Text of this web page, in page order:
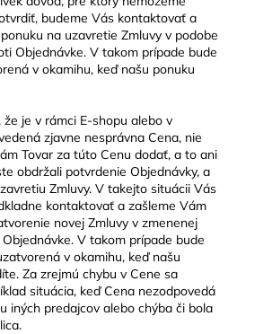
budeme Vás kontaktovať a
na uzavretie Zmluvy v podobe
Objednávke. V takom prípade bude
v okamihu, keď našu ponuku
že je v rámci E-shopu alebo v
zjavne nesprávna Cena, nie
Tovar za túto Cenu dodať, a to ani
obdržali potvrdenie Objednávky, a
Zmluvy. V takejto situácii Vás
kontaktovať a zašleme Vám
novej Zmluvy v zmenenej
V takom prípade bude
v okamihu, keď našu
Za zrejmú chybu v Cene sa
situácia, keď Cena nezodpovedá
iných predajcov alebo chýba či bola